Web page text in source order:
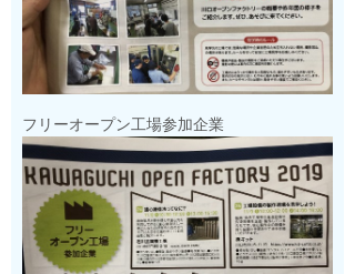
フリーオープン工場参加企業